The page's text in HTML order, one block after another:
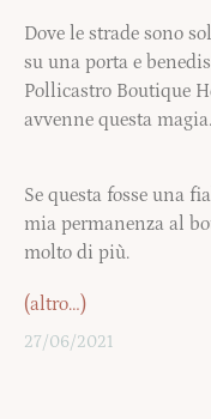
Dove le strade sono
su una porta e
Pollicastro Boutique
avvenne questa magia.
Se questa fosse una
mia permanenza al
molto di più.
(altro…)
27/06/2021